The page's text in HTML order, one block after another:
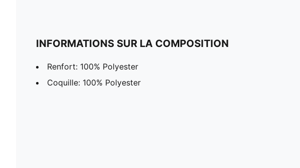
INFORMATIONS SUR LA COMPOSITION
Renfort: 100% Polyester
Coquille: 100% Polyester